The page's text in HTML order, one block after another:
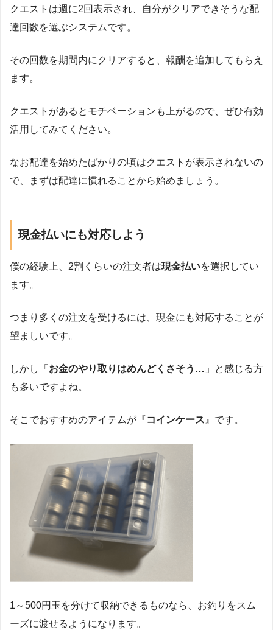
クエストは週に2回表示され、自分がクリアできそうな配
達回数を選ぶシステムです。
その回数を期間内にクリアすると、報酬を追加してもらえ
ます。
クエストがあるとモチベーションも上がるので、ぜひ有効
活用してみてください。
なお配達を始めたばかりの頃はクエストが表示されないの
で、まずは配達に慣れることから始めましょう。
現金払いにも対応しよう
僕の経験上、2割くらいの注文者は現金払いを選択してい
ます。
つまり多くの注文を受けるには、現金にも対応することが
望ましいです。
しかし「 お金のやり取りはめんどくさそう… 」と感じる方
も多いですよね。
そこでおすすめのアイテムが『コインケース 』です。
1～500円玉を分けて収納できるものなら、お釣りをスム
ーズに渡せるようになります。